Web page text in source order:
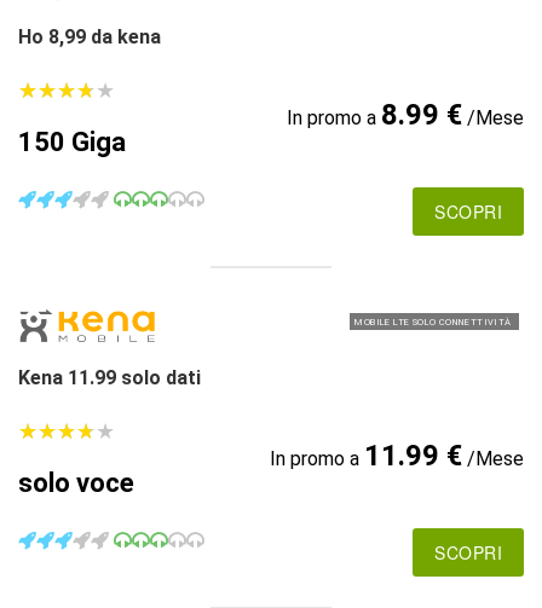
Ho 8,99 da kena
★★★★★
★★★★★
150 Giga
In promo a 8.99 €/Mese
SCOPRI
MOBILE LTE SOLO CONNETTIVITÀ
Kena 11.99 solo dati
★★★★★
★★★★★
solo voce
In promo a 11.99 €/Mese
SCOPRI